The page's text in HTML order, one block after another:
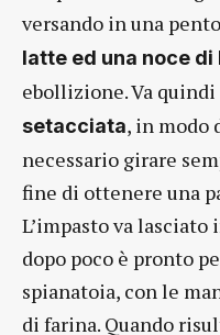
versando in una
latte ed una noce di
ebollizione. Va
setacciata, in modo
necessario girare
fine di ottenere una
L’impasto va
dopo poco è pronto
spianatoia, con le
di farina. Quando